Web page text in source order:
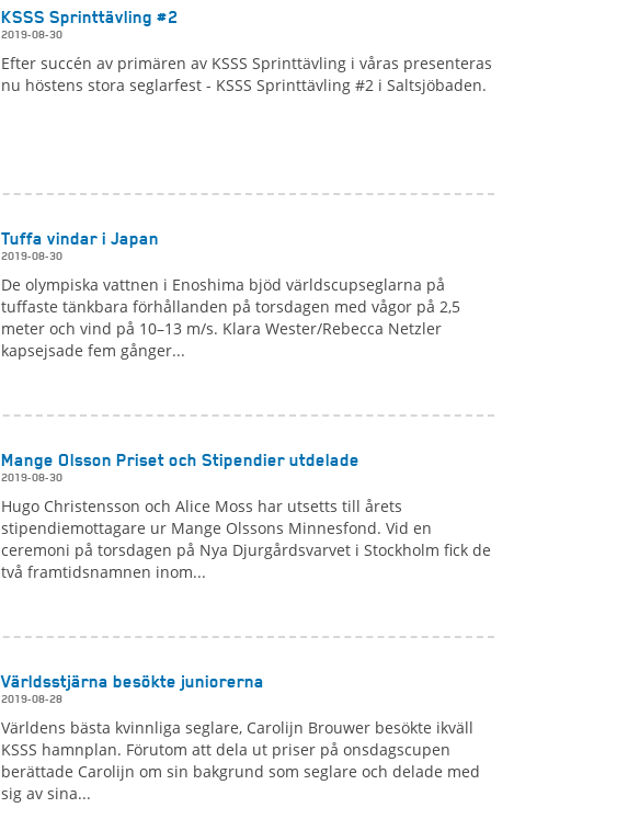
KSSS Sprinttävling #2
2019-08-30
Efter succén av primären av KSSS Sprinttävling i våras presenteras
nu höstens stora seglarfest - KSSS Sprinttävling #2 i Saltsjöbaden.
Tuffa vindar i Japan
2019-08-30
De olympiska vattnen i Enoshima bjöd världscupseglarna på
tuffaste tänkbara förhållanden på torsdagen med vågor på 2,5
meter och vind på 10–13 m/s. Klara Wester/Rebecca Netzler
kapsejsade fem gånger...
Mange Olsson Priset och Stipendier utdelade
2019-08-30
Hugo Christensson och Alice Moss har utsetts till årets
stipendiemottagare ur Mange Olssons Minnesfond. Vid en
ceremoni på torsdagen på Nya Djurgårdsvarvet i Stockholm fick de
två framtidsnamnen inom...
Världsstjärna besökte juniorerna
2019-08-28
Världens bästa kvinnliga seglare, Carolijn Brouwer besökte ikväll
KSSS hamnplan. Förutom att dela ut priser på onsdagscupen
berättade Carolijn om sin bakgrund som seglare och delade med
sig av sina...